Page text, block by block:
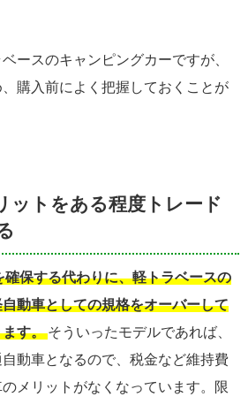
ースのキャンピングカーですが、
購入前によく把握しておくことが
ットをある程度トレード
保する代わりに、軽トラベースの
動車としての規格をオーバーして
す。 そういったモデルであれば、
動車となるので、税金など維持費
メリットがなくなっています。限